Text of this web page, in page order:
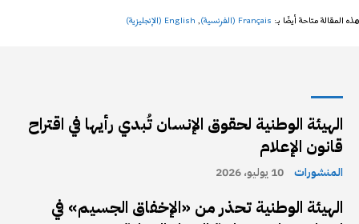
هذه المقالة متاحة أيضًا بـ: Français
(الفرنسية)
English
(الإنجليزية)
الهيئة الوطنية لحقوق الإنسان تُبدي رأيها في اقتراح
قانون الإعلام
المنشورات 10 يوليو، 2026
الهيئة الوطنية تحذر من «الإخفاق الجسيم» في